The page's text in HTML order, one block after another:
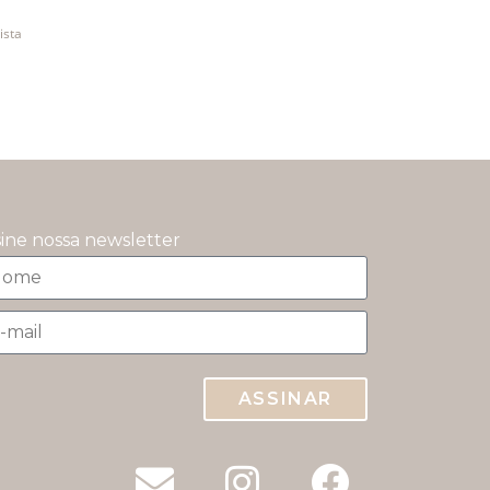
nossa newsletter
ASSINAR